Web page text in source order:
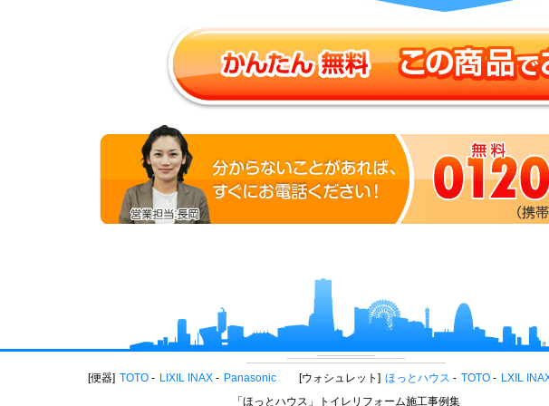
便器 TOTO LIXIL INAX Panasonic ウォシュレット ほっとハウス TOTO
LXIL
「ほっとハウス」トイレリフォーム施工事例集